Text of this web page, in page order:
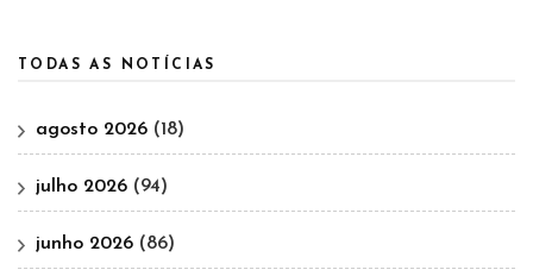
TODAS AS NOTÍCIAS
agosto 2026 (18)
julho 2026 (94)
junho 2026 (86)